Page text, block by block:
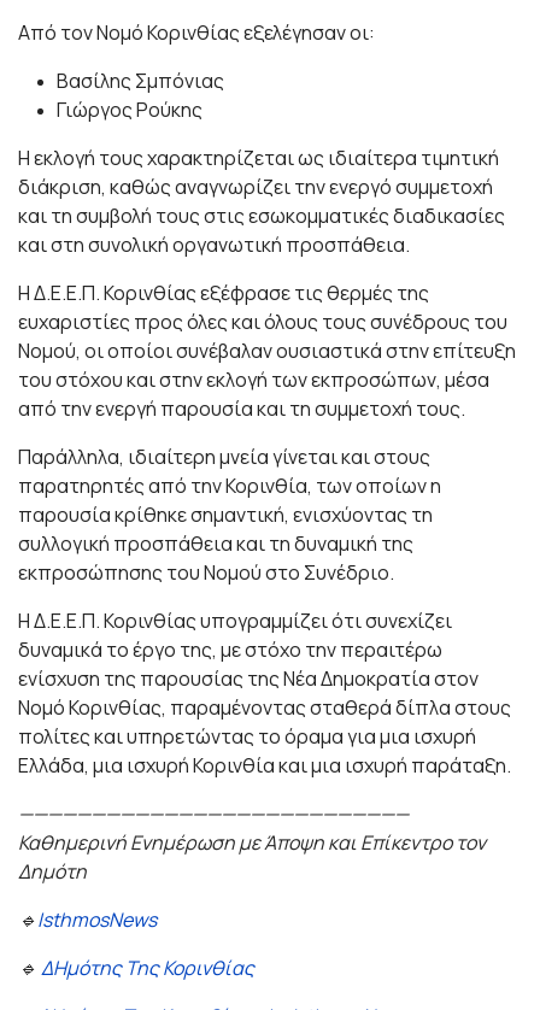
Από τον Νομό Κορινθίας εξελέγησαν οι:
Βασίλης Σμπόνιας
Γιώργος Ρούκης
Η εκλογή τους χαρακτηρίζεται ως ιδιαίτερα τιμητική
διάκριση, καθώς αναγνωρίζει την ενεργό συμμετοχή
και τη συμβολή τους στις εσωκομματικές διαδικασίες
και στη συνολική οργανωτική προσπάθεια.
Η Δ.Ε.Ε.Π. Κορινθίας εξέφρασε τις θερμές της
ευχαριστίες προς όλες και όλους τους συνέδρους του
Νομού, οι οποίοι συνέβαλαν ουσιαστικά στην επίτευξη
του στόχου και στην εκλογή των εκπροσώπων, μέσα
από την ενεργή παρουσία και τη συμμετοχή τους.
Παράλληλα, ιδιαίτερη μνεία γίνεται και στους
παρατηρητές από την Κορινθία, των οποίων η
παρουσία κρίθηκε σημαντική, ενισχύοντας τη
συλλογική προσπάθεια και τη δυναμική της
εκπροσώπησης του Νομού στο Συνέδριο.
Η Δ.Ε.Ε.Π. Κορινθίας υπογραμμίζει ότι συνεχίζει
δυναμικά το έργο της, με στόχο την περαιτέρω
ενίσχυση της παρουσίας της Νέα Δημοκρατία στον
Νομό Κορινθίας, παραμένοντας σταθερά δίπλα στους
πολίτες και υπηρετώντας το όραμα για μια ισχυρή
Ελλάδα, μια ισχυρή Κορινθία και μια ισχυρή παράταξη.
———————————————————————————
Καθημερινή Ενημέρωση με Άποψη και Επίκεντρο τον
Δημότη
🔹IsthmosNews
🔹 ΔΗμότης Της Κορινθίας